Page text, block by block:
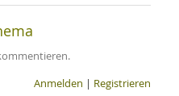
Anmelden | Registrieren